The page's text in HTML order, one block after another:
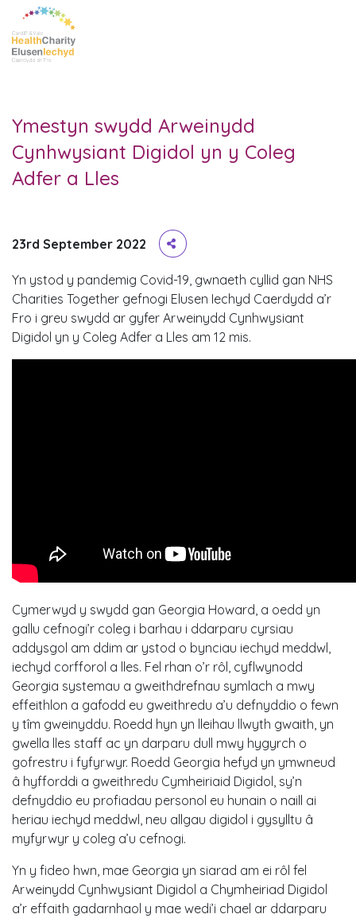
Ymestyn swydd Arweinydd
Cynhwysiant Digidol yn y Coleg
Adfer a Lles
23rd September 2022
Yn ystod y pandemig Covid-19, gwnaeth cyllid gan NHS
Charities Together gefnogi Elusen Iechyd Caerdydd a’r
Fro i greu swydd ar gyfer Arweinydd Cynhwysiant
Digidol yn y Coleg Adfer a Lles am 12 mis.
Cymerwyd y swydd gan Georgia Howard, a oedd yn
gallu cefnogi’r coleg i barhau i ddarparu cyrsiau
addysgol am ddim ar ystod o bynciau iechyd meddwl,
iechyd corfforol a lles. Fel rhan o’r rôl, cyflwynodd
Georgia systemau a gweithdrefnau symlach a mwy
effeithlon a gafodd eu gweithredu a’u defnyddio o fewn
y tîm gweinyddu. Roedd hyn yn lleihau llwyth gwaith, yn
gwella lles staff ac yn darparu dull mwy hygyrch o
gofrestru i fyfyrwyr. Roedd Georgia hefyd yn ymwneud
â hyfforddi a gweithredu Cymheiriaid Digidol, sy’n
defnyddio eu profiadau personol eu hunain o naill ai
heriau iechyd meddwl, neu allgau digidol i gysylltu â
myfyrwyr y coleg a’u cefnogi.
Yn y fideo hwn, mae Georgia yn siarad am ei rôl fel
Arweinydd Cynhwysiant Digidol a Chymheiriad Digidol
a’r effaith gadarnhaol y mae wedi’i chael ar ddarparu